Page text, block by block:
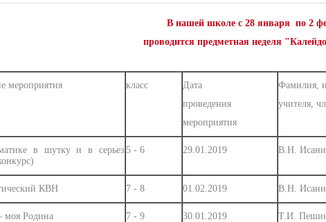
В нашей школе с 28 января по 2
проводится предметная неделя
мероприятия класс
Дата
проведения
мероприятия
Фамилия,
учителя,
в шутку и в серьез 5 - 6 29.01.2019 В.Н.
КВН 7 - 8 01.02.2019 В.Н.
моя Родина 7 - 9 30.01.2019
Т.И.